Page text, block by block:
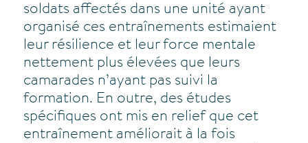
soldats affectés dans une unité ayant
organisé ces entraînements estimaient
leur résilience et leur force mentale
nettement plus élevées que leurs
camarades n’ayant pas suivi la
formation. En outre, des études
spécifiques ont mis en relief que cet
entraînement améliorait à la fois